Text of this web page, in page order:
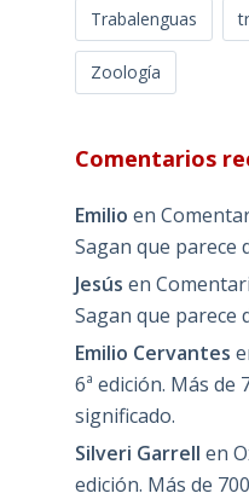
Trabalenguas
Zoología
Comentarios
Emilio en
Sagan que parece
Jesús en
Sagan que parece
Emilio Cervantes
6ª edición. Más de
significado.
Silveri Garrell en
edición. Más de